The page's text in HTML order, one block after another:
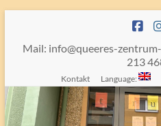
content
Mail: info@queeres-
213
Kontakt Language: